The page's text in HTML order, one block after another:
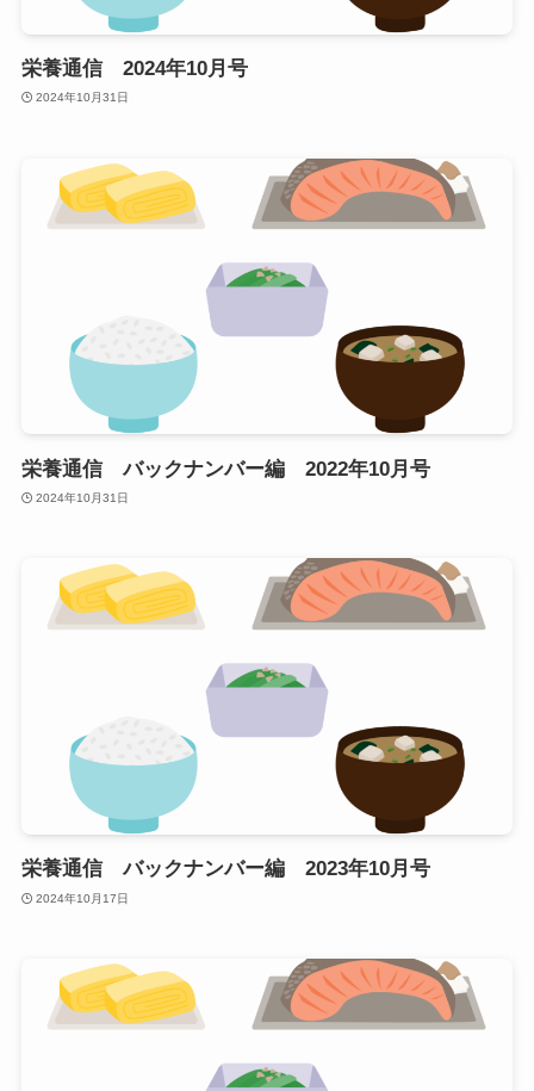
栄養通信 2024年10月号
2024年10月31日
栄養通信 バックナンバー編 2022年10月号
2024年10月31日
栄養通信 バックナンバー編 2023年10月号
2024年10月17日